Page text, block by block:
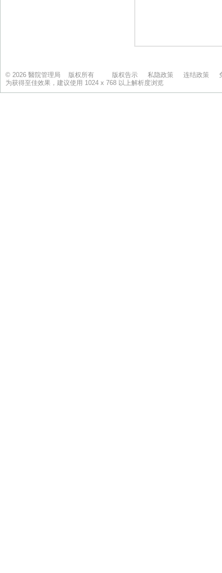
© 2026 醫院管理局 版权所有 版权告示 私隐政策 连结政策
为获得至佳效果，建议使用 1024 x 768 以上解析度浏览